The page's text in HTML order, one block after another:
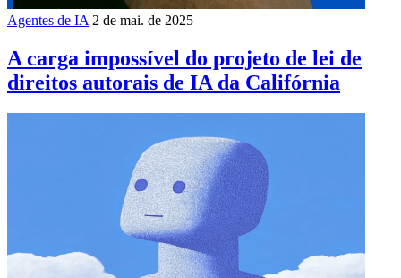
Agentes de IA 2 de mai. de 2025
A carga impossível do projeto de lei de
direitos autorais de IA da Califórnia